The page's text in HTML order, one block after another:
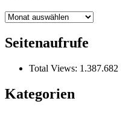
Archiv
Seitenaufrufe
Total Views: 1.387.682
Kategorien